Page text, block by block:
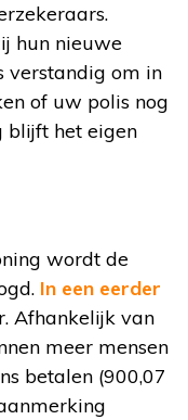
hun nieuwe
verstandig om in
of uw polis nog
blijft het eigen
wordt de
In een eerder
Afhankelijk van
meer mensen
betalen (900,07